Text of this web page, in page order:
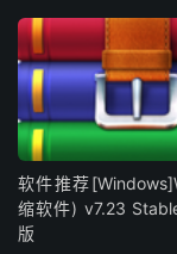
软件推荐
缩软件) v7.23
版